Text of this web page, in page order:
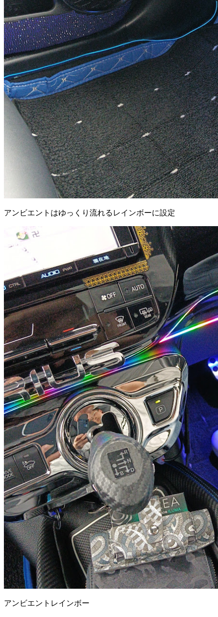
アンビエントはゆっくり流れるレインボーに設定
アンビエントレインボー